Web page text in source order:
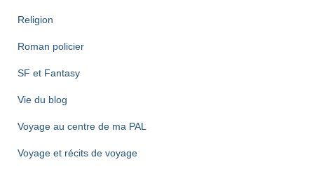
Religion
Roman policier
SF et Fantasy
Vie du blog
Voyage au centre de ma PAL
Voyage et récits de voyage